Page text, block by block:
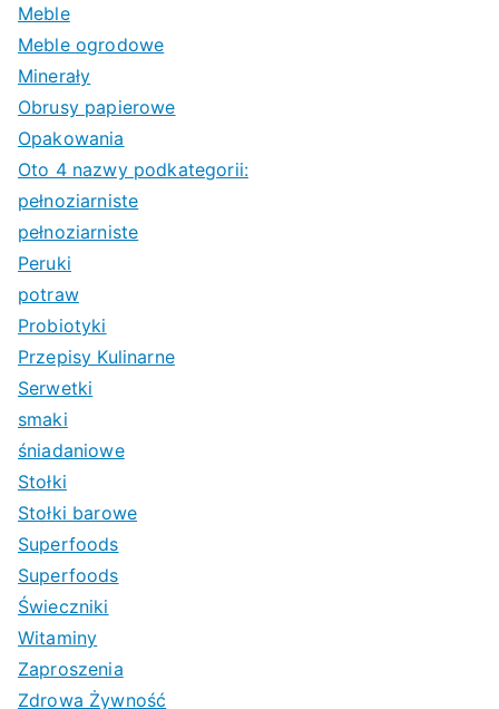
Meble
Meble ogrodowe
Minerały
Obrusy papierowe
Opakowania
Oto 4 nazwy podkategorii:
pełnoziarniste
pełnoziarniste
Peruki
potraw
Probiotyki
Przepisy Kulinarne
Serwetki
smaki
śniadaniowe
Stołki
Stołki barowe
Superfoods
Superfoods
Świeczniki
Witaminy
Zaproszenia
Zdrowa Żywność